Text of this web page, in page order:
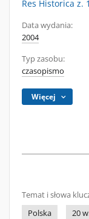
Res Historica z.
Data wydania:
2004
Typ zasobu:
czasopismo
Więcej
Temat i słowa
Polska
20